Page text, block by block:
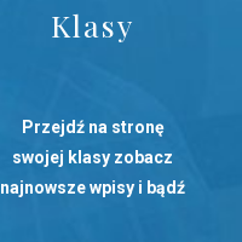
Klasy
Przejdź na stronę
swojej klasy zobacz
najnowsze wpisy i bądź